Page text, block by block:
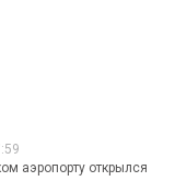
аэропорту открылся